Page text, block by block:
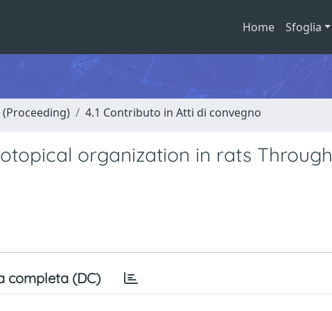
Home Sfoglia
4.1 Contributo in Atti di convegno
organization in rats Through
completa (DC)